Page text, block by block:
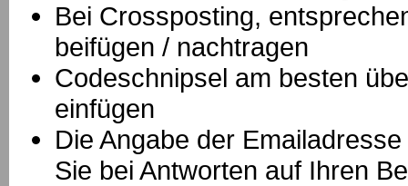
Bei Crossposting,
beifügen / nachtragen
Codeschnipsel am besten
einfügen
Die Angabe der
Sie bei Antworten auf Ihren